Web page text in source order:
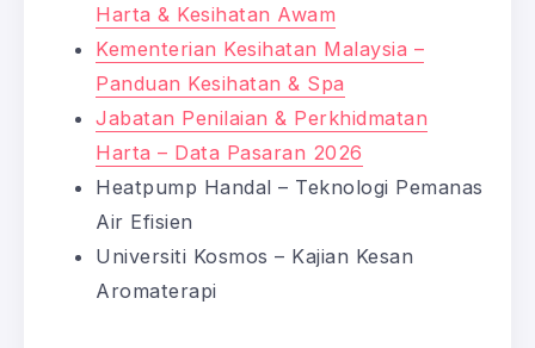
Harta & Kesihatan Awam
Kementerian Kesihatan Malaysia –
Panduan Kesihatan & Spa
Jabatan Penilaian & Perkhidmatan
Harta – Data Pasaran 2026
Heatpump Handal – Teknologi Pemanas
Air Efisien
Universiti Kosmos – Kajian Kesan
Aromaterapi